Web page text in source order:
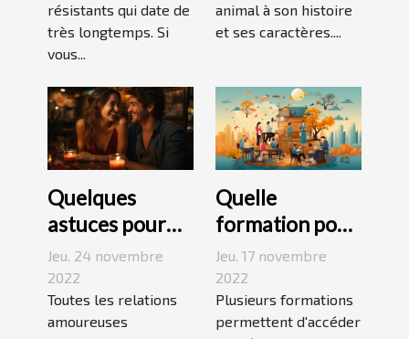
résistants qui date de
très longtemps. Si
vous...
animal à son histoire
et ses caractères....
Quelques
astuces pour
réussir son
premier
rendez-vous
Jeu. 24 novembre
2022
Toutes les relations
amoureuses
Quelle
formation pour
travailler dans
le
développement
durable ?
Jeu. 17 novembre
2022
Plusieurs formations
permettent d'accéder